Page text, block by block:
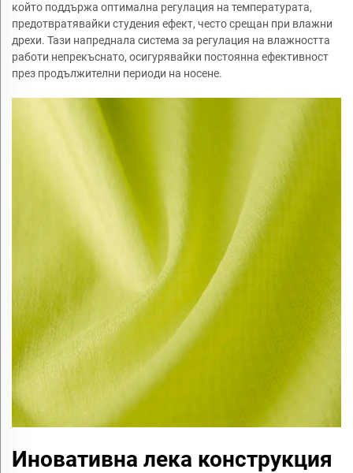
който поддържа оптимална регулация на температурата,
предотвратявайки студения ефект, често срещан при влажни
дрехи. Тази напреднала система за регулация на влажността
работи непрекъснато, осигурявайки постоянна ефективност
през продължителни периоди на носене.
Иновативна лека конструкция